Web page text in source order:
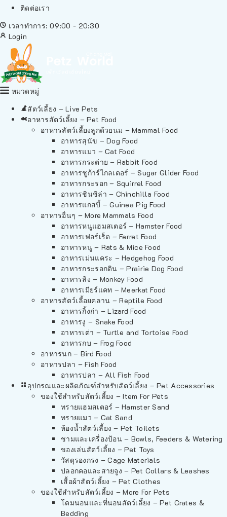
ติดต่อเรา
เวลาทำการ: 09:00 - 20:30
Login
หมวดหมู่
สัตว์เลี้ยง – Live Pets
อาหารสัตว์เลี้ยง – Pet Food
อาหารสัตว์เลี้ยงลูกด้วยนม – Mammal Food
อาหารสุนัข – Dog Food
อาหารแมว – Cat Food
อาหารกระต่าย – Rabbit Food
อาหารชูก้าร์ไกลเดอร์ – Sugar Glider Food
อาหารกระรอก – Squirrel Food
อาหารชินชิล่า – Chinchilla Food
อาหารแกสบี้ – Guinea Pig Food
อาหารอื่นๆ – More Mammals Food
อาหารหนูแฮมสเตอร์ – Hamster Food
อาหารเฟอร์เร็ต – Ferret Food
อาหารหนู – Rats & Mice Food
อาหารเม่นแคระ – Hedgehog Food
อาหารกระรอกดิน – Prairie Dog Food
อาหารลิง – Monkey Food
อาหารเมียร์แคท – Meerkat Food
อาหารสัตว์เลี้อยคลาน – Reptile Food
อาหารกิ้งก่า – Lizard Food
อาหารงู – Snake Food
อาหารเต่า – Turtle and Tortoise Food
อาหารกบ – Frog Food
อาหารนก – Bird Food
อาหารปลา – Fish Food
อาหารปลา – All Fish Food
อุปกรณและผลิตภัณฑ์สำหรับสัตว์เลี้ยง – Pet Accessories
ของใช้สำหรับสัตว์เลี้ยง – Item For Pets
ทรายแฮมสเตอร์ – Hamster Sand
ทรายแมว – Cat Sand
ห้องน้ำสัตว์เลี้ยง – Pet Toilets
ชามและเครื่องป้อน – Bowls, Feeders & Watering
ของเล่นสัตว์เลี้ยง – Pet Toys
วัสดุรองกรง – Cage Materials
ปลอกคอและสายจูง – Pet Collars & Leashes
เสื้อผ้าสัตว์เลี้ยง – Pet Clothes
ของใช้สำหรับสัตว์เลี้ยง – More For Pets
โดมนอนและที่นอนสัตว์เลี้ยง – Pet Crates &
Bedding